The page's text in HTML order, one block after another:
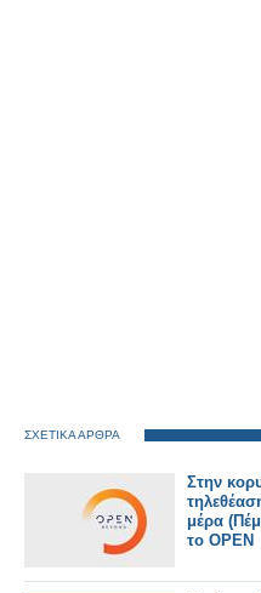
ΣΧΕΤΙΚΑ ΑΡΘΡΑ
Στην
μέρα
το OPEN